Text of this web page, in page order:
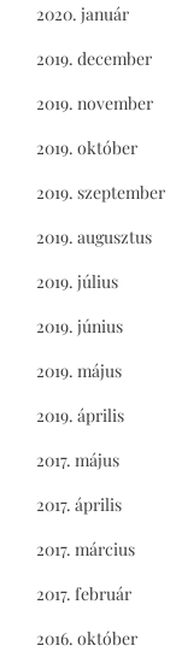
2020. január
2019. december
2019. november
2019. október
2019. szeptember
2019. augusztus
2019. július
2019. június
2019. május
2019. április
2017. május
2017. április
2017. március
2017. február
2016. október